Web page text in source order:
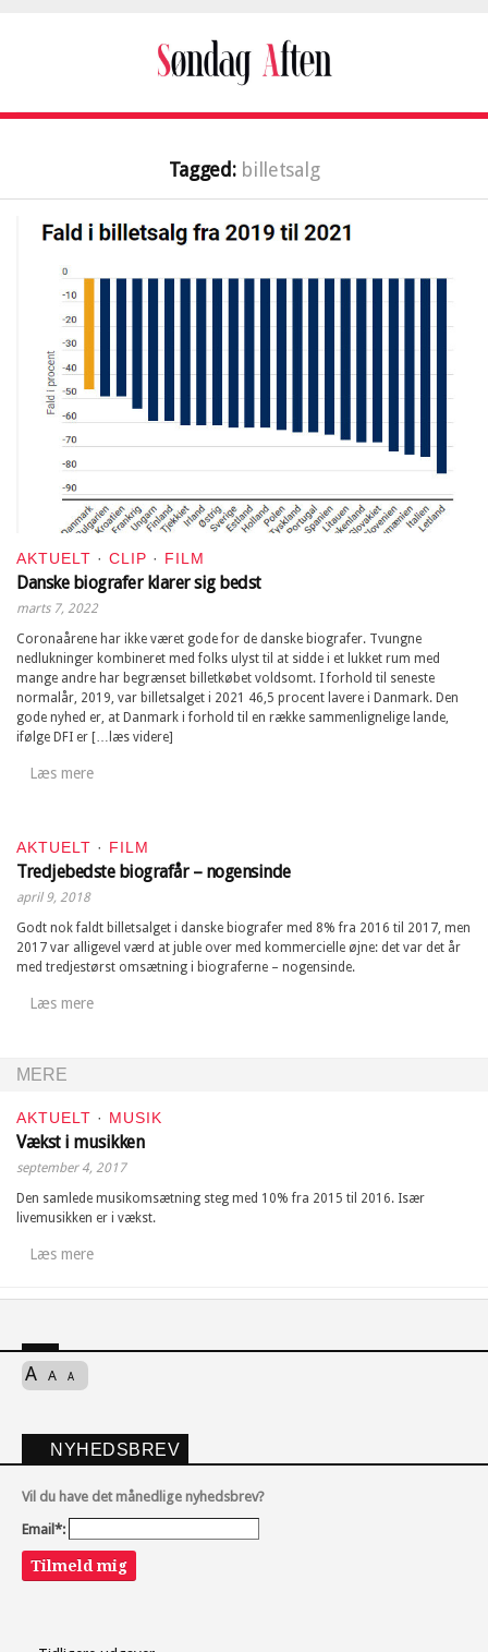
Tagged: billetsalg
AKTUELT · CLIP · FILM
Danske biografer klarer sig bedst
marts 7, 2022
Coronaårene har ikke været gode for de danske biografer. Tvungne
nedlukninger kombineret med folks ulyst til at sidde i et lukket rum med
mange andre har begrænset billetkøbet voldsomt. I forhold til seneste
normalår, 2019, var billetsalget i 2021 46,5 procent lavere i Danmark. Den
gode nyhed er, at Danmark i forhold til en række sammenlignelige lande,
ifølge DFI er […læs videre]
Læs mere
AKTUELT · FILM
Tredjebedste biografår – nogensinde
april 9, 2018
Godt nok faldt billetsalget i danske biografer med 8% fra 2016 til 2017, men
2017 var alligevel værd at juble over med kommercielle øjne: det var det år
med tredjestørst omsætning i biograferne – nogensinde.
Læs mere
MERE
AKTUELT · MUSIK
Vækst i musikken
september 4, 2017
Den samlede musikomsætning steg med 10% fra 2015 til 2016. Især
livemusikken er i vækst.
Læs mere
A A A
NYHEDSBREV
Vil du have det månedlige nyhedsbrev?
Email*:
Tilmeld mig